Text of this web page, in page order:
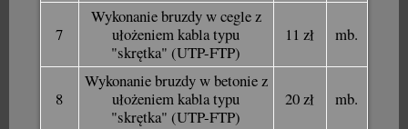
7
Wykonanie bruzdy w cegle z
ułożeniem kabla typu
"skrętka" (UTP-FTP)
11 zł mb.
8
Wykonanie bruzdy w betonie z
ułożeniem kabla typu
"skrętka" (UTP-FTP)
20 zł mb.